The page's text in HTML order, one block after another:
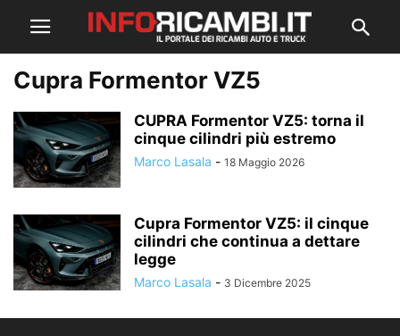
Cupra Formentor VZ5
CUPRA Formentor VZ5: torna il
cinque cilindri più estremo
Marco Lasala - 18 Maggio 2026
Cupra Formentor VZ5: il cinque
cilindri che continua a dettare
legge
Marco Lasala - 3 Dicembre 2025